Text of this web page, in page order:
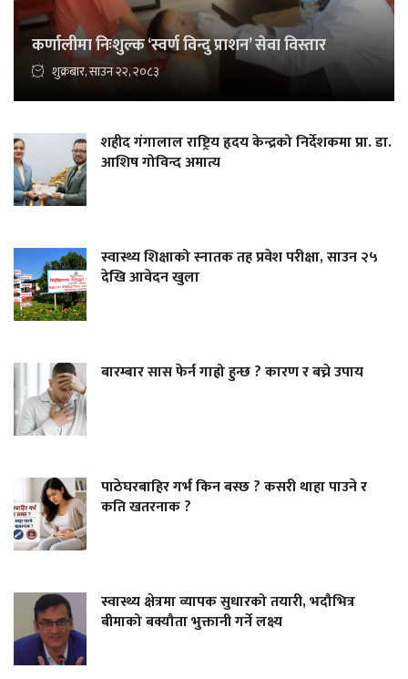
कर्णालीमा निःशुल्क ‘स्वर्ण विन्दु प्राशन’ सेवा विस्तार
शुक्रबार, साउन २२, २०८३
शहीद गंगालाल राष्ट्रिय हृदय केन्द्रको निर्देशकमा प्रा. डा.
आशिष गोविन्द अमात्य
स्वास्थ्य शिक्षाको स्नातक तह प्रवेश परीक्षा, साउन २५
देखि आवेदन खुला
बारम्बार सास फेर्न गाह्रो हुन्छ ? कारण र बच्ने उपाय
पाठेघरबाहिर गर्भ किन बस्छ ? कसरी थाहा पाउने र
कति खतरनाक ?
स्वास्थ्य क्षेत्रमा व्यापक सुधारको तयारी, भदौभित्र
बीमाको बक्यौता भुक्तानी गर्ने लक्ष्य